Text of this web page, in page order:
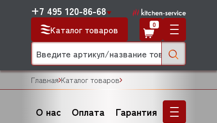
Каталог товаров
+7 495 120-86-68
0
Главная Каталог товаров
О нас Оплата Гарантия